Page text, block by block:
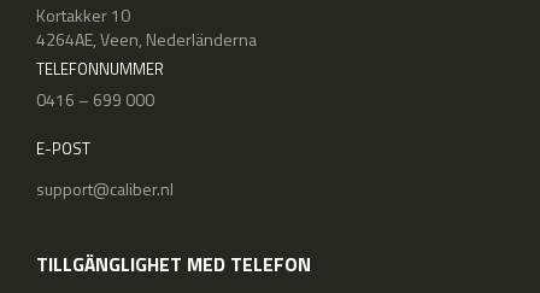
Kortakker 10
4264AE, Veen, Nederländerna
TELEFONNUMMER
0416 – 699 000
E-POST
support@caliber.nl
TILLGÄNGLIGHET MED TELEFON